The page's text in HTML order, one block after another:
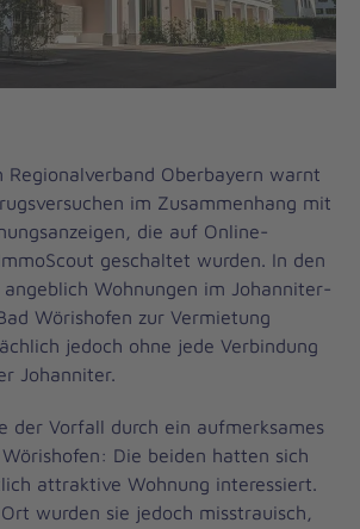
Regionalverband Oberbayern warnt
im Zusammenhang mit
die auf Online-
geschaltet wurden. In den
angeblich Wohnungen im Johanniter-
Wörishofen zur Vermietung
jedoch ohne jede Verbindung
Johanniter.
der Vorfall durch ein aufmerksames
Die beiden hatten sich
attraktive Wohnung interessiert.
wurden sie jedoch misstrauisch,